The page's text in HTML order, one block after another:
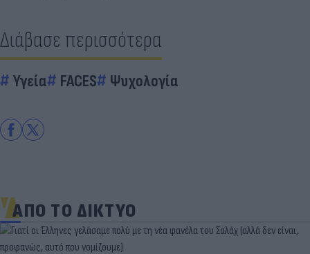
Διάβασε περισσότερα
Υγεία FACES Ψυχολογία
ΑΠΟ ΤΟ ΔΙΚΤΥΟ